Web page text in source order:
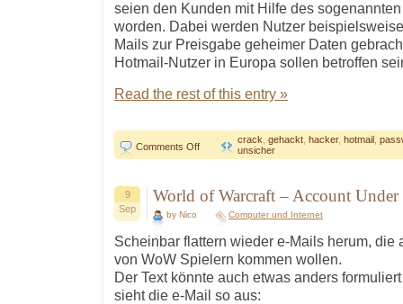
seien den Kunden mit Hilfe des sogenannten
worden. Dabei werden Nutzer
Mails zur Preisgabe geheimer Daten
Hotmail-Nutzer in Europa sollen betroffen
Read the rest of this entry »
Comments Offon
Microsoft
Hotmail-
Konten
crack gehackt hacker, hotmail
unsicher
9
Sep
World of Warcraft – Account
by Nico Computer und Internet
Scheinbar flattern wieder e-Mails herum, die
von WoW Spielern kommen wollen.
Der Text könnte auch etwas anders
sieht die e-Mail so aus: